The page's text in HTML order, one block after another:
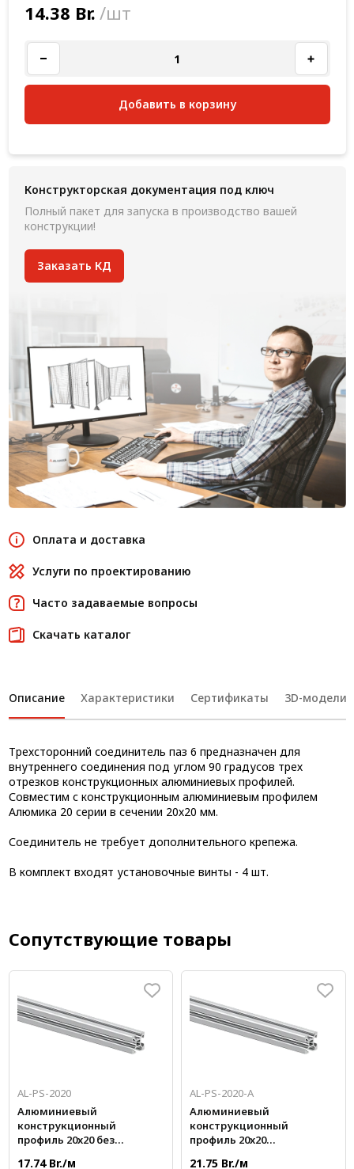
14.38 Br. /шт
Добавить в корзину
Конструкторская документация под ключ
Полный пакет для запуска в производство вашей
конструкции!
Заказать КД
Оплата и доставка
Услуги по проектированию
Часто задаваемые вопросы
Скачать каталог
Описание Характеристики Сертификаты 3D-модели
Трехсторонний соединитель паз 6 предназначен для
внутреннего соединения под углом 90 градусов трех
отрезков конструкционных алюминиевых профилей.
Совместим с конструкционным алюминиевым профилем
Алюмика 20 серии в сечении 20х20 мм.
Соединитель не требует дополнительного крепежа.
В комплект входят установочные винты - 4 шт.
Сопутствующие товары
AL-PS-2020
Алюминиевый
конструкционный
профиль 20x20 без
17.74 Br./м
AL-PS-2020-A
Алюминиевый
конструкционный
профиль 20x20
21.75 Br./м